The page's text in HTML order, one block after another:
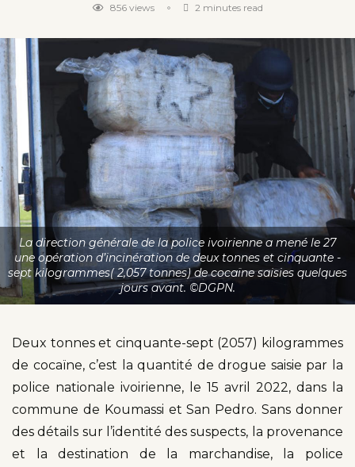
856views 2 minutes read
La direction générale de la police ivoirienne a mené le 27
une opération d’incinération de deux tonnes et cinquante -
sept kilogrammes( 2,057 tonnes) de cocaïne saisies quelques
jours avant. ©DGPN.
Deux tonnes et cinquante-sept (2057) kilogrammes
de cocaïne, c’est la quantité de drogue saisie par la
police nationale ivoirienne, le 15 avril 2022, dans la
commune de Koumassi et San Pedro. Sans donner
des détails sur l’identité des suspects, la provenance
et la destination de la marchandise, la police